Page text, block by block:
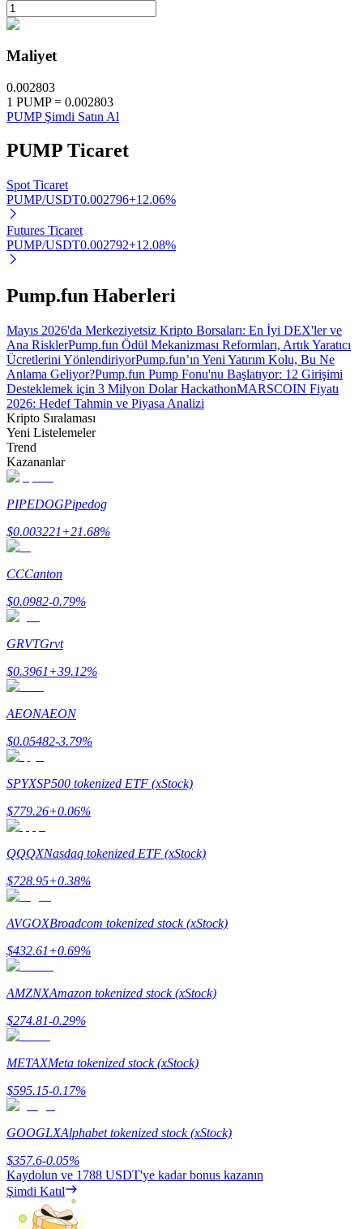
Uzun vadeli kâr ve esnek çıkarlar elde edin
Pasif gelir kazanma hakkında bilgi edinin
Bitrue
AI
Bitrue Ortakları
Bitrue İş Ortağı
Kullanıcı başına %65'e kadar komisyon!
Yönlendirme
Arkadaşını davet et, nakit ödüller kazan
BTC Welcome Rewards
BTC Welcome Rewards
Deposit & Trade BTC to Share 25000 USDT prize pool!
Deposit CASHCAT & Win
Share 500000 CASHCAT prize pool
Maliyet
0.002803
1 PUMP= 0.002803
PUMP Şimdi Satın Al
PUMP Ticaret
Spot Ticaret
PUMP/USDT0.002796+12.06%
Futures Ticaret
PUMP/USDT0.002792+12.08%
Pump.fun Haberleri
Mayıs 2026'da Merkeziyetsiz Kripto Borsaları: En İyi DEX'ler ve
Ana RisklerPump.fun Ödül Mekanizması Reformları, Artık Yaratıcı
Ücretlerini YönlendiriyorPump.fun’ın Yeni Yatırım Kolu, Bu Ne
Anlama Geliyor?Pump.fun Pump Fonu'nu Başlatıyor: 12 Girişimi
Desteklemek için 3 Milyon Dolar HackathonMARSCOIN Fiyatı
2026: Hedef Tahmin ve Piyasa Analizi
Kripto Sıralaması
Yeni Listelemeler
Trend
Kazananlar
PIPEDOGPipedog
$0.003221+21.68%
CCCanton
$0.0982-0.79%
GRVTGrvt
$0.3961+39.12%
AEONAEON
$0.05482-3.79%
SPYXSP500 tokenized ETF (xStock)
$779.26+0.06%
QQQXNasdaq tokenized ETF (xStock)
$728.95+0.38%
AVGOXBroadcom tokenized stock (xStock)
$432.61+0.69%
AMZNXAmazon tokenized stock (xStock)
$274.81-0.29%
METAXMeta tokenized stock (xStock)
$595.15-0.17%
GOOGLXAlphabet tokenized stock (xStock)
$357.6-0.05%
Kaydolun ve 1788 USDT'ye kadar bonus kazanın
Şimdi Katıl